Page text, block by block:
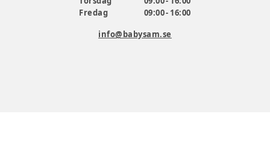
Fredag
09:00 - 16:00
info@babysam.se